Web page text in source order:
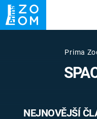
ZRÁDCI UFO
VETŘELCI
Prima
NEJNOVĚJŠÍ